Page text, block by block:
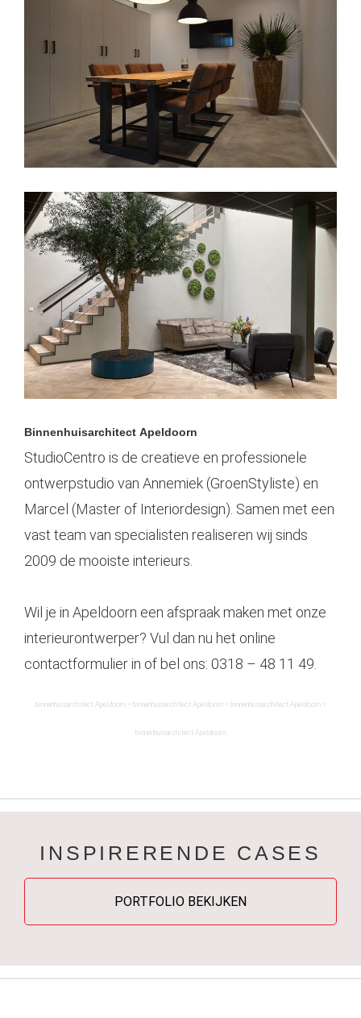
Binnenhuisarchitect Apeldoorn
StudioCentro is de creatieve en professionele
ontwerpstudio van Annemiek (GroenStyliste) en
Marcel (Master of Interiordesign). Samen met een
vast team van specialisten realiseren wij sinds
2009 de mooiste interieurs.
Wil je in Apeldoorn een afspraak maken met onze
interieurontwerper? Vul dan nu het online
contactformulier in of bel ons: 0318 – 48 11 49.
binnenhuisarchitect Apeldoorn= binnenhuisarchitect Apeldoorn= binnenhuisarchitect Apeldoorn=
binnenhuisarchitect Apeldoorn
INSPIRERENDE CASES
PORTFOLIO BEKIJKEN